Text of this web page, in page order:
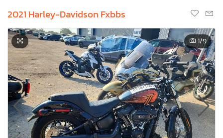
2021 Harley-Davidson Fxbbs
1/9